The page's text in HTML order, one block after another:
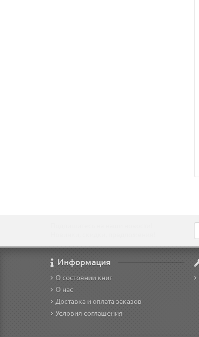
Информация
О состоянии книг
О нас
Доставка и оплата заказов
Условия соглашения